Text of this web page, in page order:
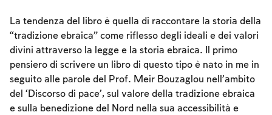
La tendenza del libro è quella di raccontare la storia della
“tradizione ebraica” come riflesso degli ideali e dei valori
divini attraverso la legge e la storia ebraica. Il primo
pensiero di scrivere un libro di questo tipo è nato in me in
seguito alle parole del Prof. Meir Bouzaglou nell’ambito
del ‘Discorso di pace’, sul valore della tradizione ebraica
e sulla benedizione del Nord nella sua accessibilità e